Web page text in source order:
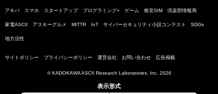
アキバ スマホ スタートアップ プログラミング+ ゲーム 格安SIM 倶楽部情報局
家電ASCII アスキーグルメ MITTR IoT サイバーセキュリティ小説コンテスト SDGs
地方活性
サイトポリシー プライバシーポリシー 運営会社 お問い合わせ 広告掲載
© KADOKAWA ASCII Research Laboratories, Inc. 2026
表示形式